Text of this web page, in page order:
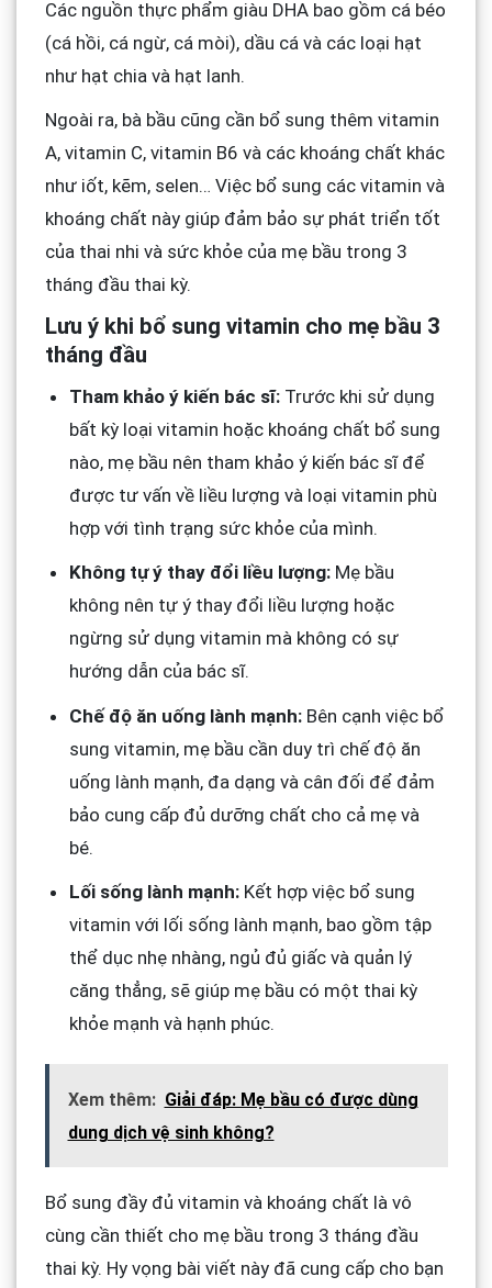
Các nguồn thực phẩm giàu DHA bao gồm cá béo
(cá hồi, cá ngừ, cá mòi), dầu cá và các loại hạt
như hạt chia và hạt lanh.
Ngoài ra, bà bầu cũng cần bổ sung thêm vitamin
A, vitamin C, vitamin B6 và các khoáng chất khác
như iốt, kẽm, selen… Việc bổ sung các vitamin và
khoáng chất này giúp đảm bảo sự phát triển tốt
của thai nhi và sức khỏe của mẹ bầu trong 3
tháng đầu thai kỳ.
Lưu ý khi bổ sung vitamin cho mẹ bầu 3
tháng đầu
Tham khảo ý kiến bác sĩ:Trước khi sử dụng
bất kỳ loại vitamin hoặc khoáng chất bổ sung
nào, mẹ bầu nên tham khảo ý kiến bác sĩ để
được tư vấn về liều lượng và loại vitamin phù
hợp với tình trạng sức khỏe của mình.
Không tự ý thay đổi liều lượng:Mẹ bầu
không nên tự ý thay đổi liều lượng hoặc
ngừng sử dụng vitamin mà không có sự
hướng dẫn của bác sĩ.
Chế độ ăn uống lành mạnh:Bên cạnh việc bổ
sung vitamin, mẹ bầu cần duy trì chế độ ăn
uống lành mạnh, đa dạng và cân đối để đảm
bảo cung cấp đủ dưỡng chất cho cả mẹ và
bé.
Lối sống lành mạnh:Kết hợp việc bổ sung
vitamin với lối sống lành mạnh, bao gồm tập
thể dục nhẹ nhàng, ngủ đủ giấc và quản lý
căng thẳng, sẽ giúp mẹ bầu có một thai kỳ
khỏe mạnh và hạnh phúc.
Xem thêm: Giải đáp: Mẹ bầu có được dùng
dung dịch vệ sinh không?
Bổ sung đầy đủ vitamin và khoáng chất là vô
cùng cần thiết cho mẹ bầu trong 3 tháng đầu
thai kỳ. Hy vọng bài viết này đã cung cấp cho bạn